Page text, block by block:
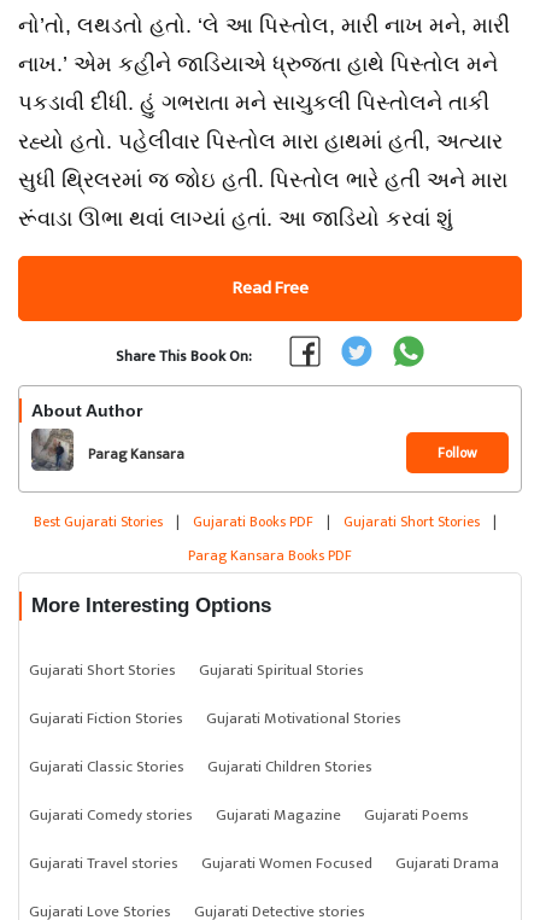
નો’તો, લથડતો હતો. ‘લે આ પિસ્તોલ, મારી નાખ મને, મારી
નાખ.’ એમ કહીને જાડિયાએ ધ્રુજતા હાથે પિસ્તોલ મને
પકડાવી દીધી. હું ગભરાતા મને સાચુકલી પિસ્તોલને તાકી
રહ્યો હતો. પહેલીવાર પિસ્તોલ મારા હાથમાં હતી, અત્યાર
સુધી થ્રિલરમાં જ જોઇ હતી. પિસ્તોલ ભારે હતી અને મારા
રૂંવાડા ઊભા થવાં લાગ્યાં હતાં. આ જાડિયો કરવાં શું
Read Free
Share This Book On:
About Author
Parag Kansara Follow
Best Gujarati Stories | Gujarati Books PDF | Gujarati Short Stories |
Parag Kansara Books PDF
More Interesting Options
Gujarati Short Stories
Gujarati Spiritual Stories
Gujarati Fiction Stories
Gujarati Motivational Stories
Gujarati Classic Stories
Gujarati Children Stories
Gujarati Comedy stories
Gujarati Magazine
Gujarati Poems
Gujarati Travel stories
Gujarati Women Focused
Gujarati Drama
Gujarati Love Stories
Gujarati Detective stories